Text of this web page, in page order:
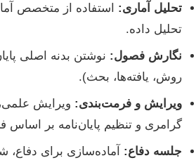
تحلیل آماری: استفاده از متخصص
تحلیل داده.
نگارش فصول: نوشتن بدنه اصلی
روش، یافته‌ها، بحث).
ویرایش و فرمت‌بندی: ویرایش
گرامری و تنظیم پایان‌نامه بر
جلسه دفاع: آماده‌سازی برای دفاع،